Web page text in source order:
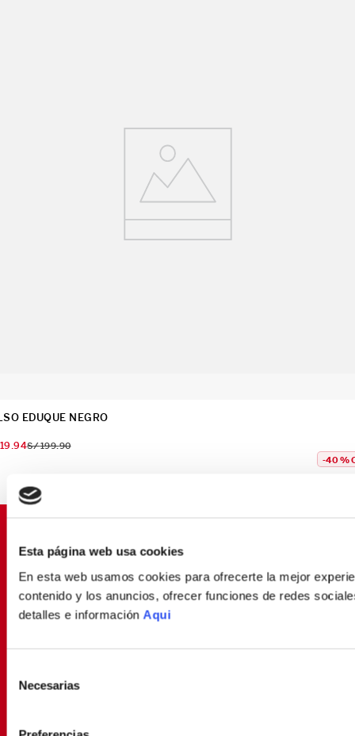
Esta página web usa cookies
En esta web usamos cookies para ofrecerte la mejor
contenido y los anuncios, ofrecer funciones de redes
detalles e información Aqui
Necesarias
EDUQUE NEGRO
.94S/199.90
-40 %
PROMOCIONES EXCLUSIVAS
Déjanos tu email y seras el primero en enterarte de
nuestras Ofertas